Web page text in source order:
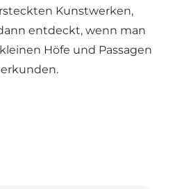
Kunstwerken,
entdeckt, wenn man
Höfe und Passagen